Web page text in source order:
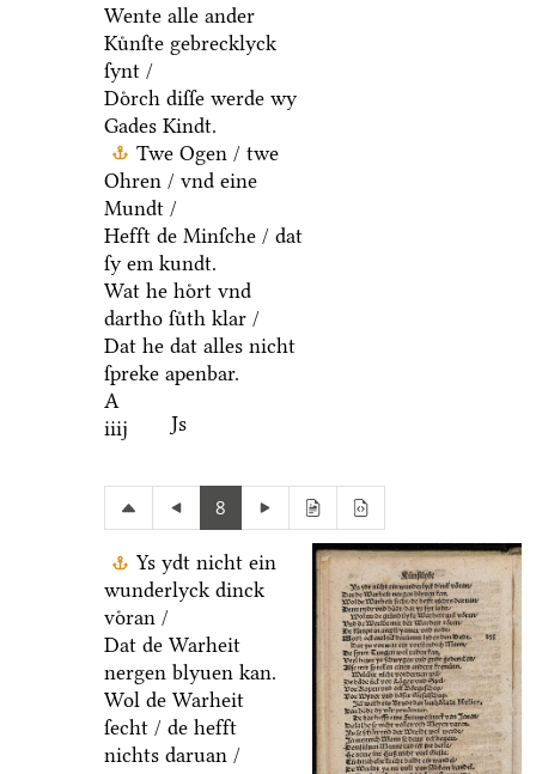
Wente alle ander
Kuͤnſte gebrecklyck
ſynt /
Doͤrch diſſe werde wy
Gades Kindt.
Twe Ogen / twe
Ohren / vnd eine
Mundt /
Hefft de Minſche / dat
ſy em kundt.
Wat he hoͤrt vnd
dartho ſuͤth klar /
Dat he dat alles nicht
ſpreke apenbar.
A
iiij
Js
8
Ys ydt nicht ein
wunderlyck dinck
voͤran /
Dat de Warheit
nergen blyuen kan.
Wol de Warheit
ſecht / de hefft
nichts daruan /